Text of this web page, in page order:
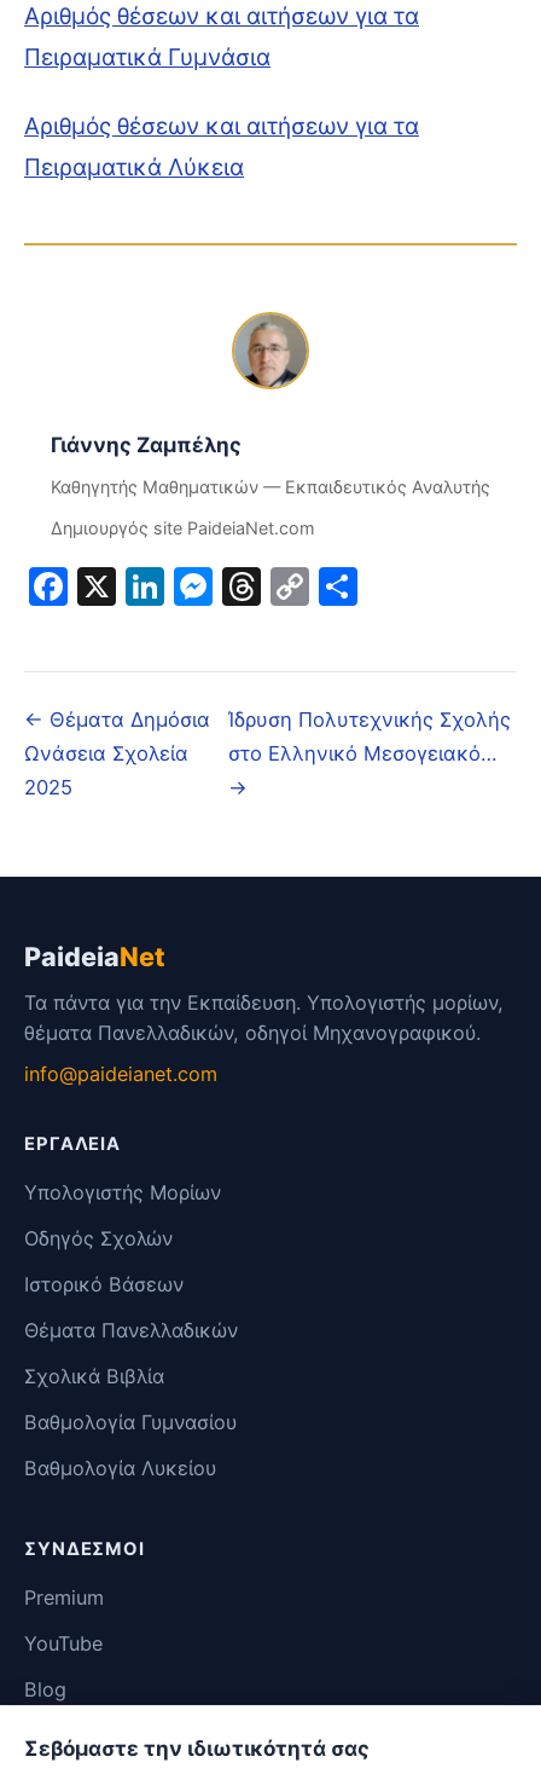
Αριθμός θέσεων και αιτήσεων για τα
Πειραματικά Γυμνάσια
Αριθμός θέσεων και αιτήσεων για τα
Πειραματικά Λύκεια
Γιάννης Ζαμπέλης
Καθηγητής Μαθηματικών — Εκπαιδευτικός Αναλυτής
Δημιουργός site PaideiaNet.com
Facebook
X LinkedIn
Messenger
Threads
Copy
← Θέματα Δημόσια
Ωνάσεια Σχολεία
2025
Ίδρυση Πολυτεχνικής Σχολής
στο Ελληνικό Μεσογειακό…
→
PaideiaNet
Τα πάντα για την Εκπαίδευση. Υπολογιστής μορίων,
θέματα Πανελλαδικών, οδηγοί Μηχανογραφικού.
info@paideianet.com
ΕΡΓΑΛΕΊΑ
Υπολογιστής Μορίων
Οδηγός Σχολών
Ιστορικό Βάσεων
Θέματα Πανελλαδικών
Σχολικά Βιβλία
Βαθμολογία Γυμνασίου
Βαθμολογία Λυκείου
ΣΎΝΔΕΣΜΟΙ
Premium
YouTube
Blog
Επικοινωνία
Σεβόμαστε την ιδιωτικότητά σας